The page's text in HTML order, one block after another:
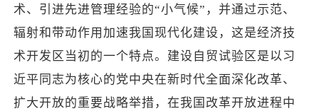
术、引进先进管理经验的“小气候”，并通过示范、
辐射和带动作用加速我国现代化建设，这是经济技
术开发区当初的一个特点。建设自贸试验区是以习
近平同志为核心的党中央在新时代全面深化改革、
扩大开放的重要战略举措，在我国改革开放进程中